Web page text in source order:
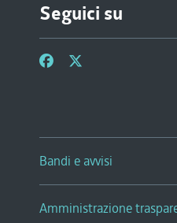
Seguici su
Bandi e avvisi
Amministrazione